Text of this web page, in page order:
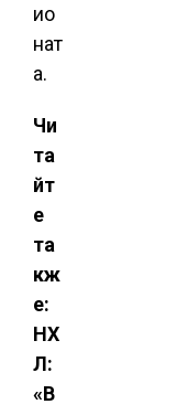
ио
нат
а.
Чи
та
йт
е
та
кж
е:
НХ
Л:
«В